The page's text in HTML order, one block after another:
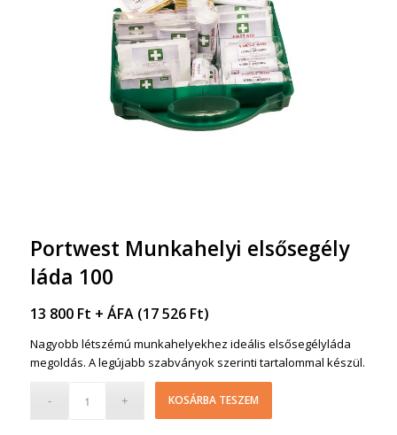
Portwest Munkahelyi elsősegély
láda 100
13 800 Ft + ÁFA (17 526 Ft)
Nagyobb létszémú munkahelyekhez ideális elsősegélyláda
megoldás. A legújabb szabványok szerinti tartalommal készül.
KOSÁRBA TESZEM